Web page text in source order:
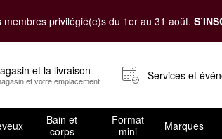
privilégié(e)s du 1er au 31 août.
et la livraison
et votre emplacement Services et
Bain et
corps
Format
mini
Marques